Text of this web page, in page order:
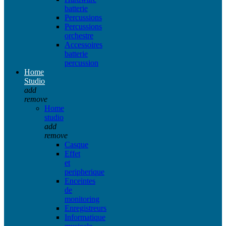
batterie
Percussions
Percussions
orchestre
Accessoires
batterie
percussion
Home
Studio
add
remove
Home
studio
add
remove
Casque
Effet
et
peripherique
Enceintes
de
monitoring
Enregistreurs
Informatique